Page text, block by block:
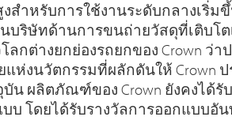
ำหรับการใช้งานระดับกลางเริ่มขึ้
บริษัทด้านการขนถ่ายวัสดุที่เติบโ
ต่างยกย่องรถยกของ Crown ว่า
ห่งนวัตกรรมที่ผลักดันให้ Crown
น ผลิตภัณฑ์ของ Crown ยังคงได้รั
บ โดยได้รับรางวัลการออกแบบอัน